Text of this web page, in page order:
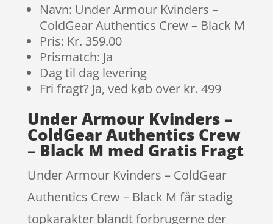
Navn: Under Armour Kvinders –
ColdGear Authentics Crew – Black M
Pris: Kr. 359.00
Prismatch: Ja
Dag til dag levering
Fri fragt? Ja, ved køb over kr. 499
Under Armour Kvinders –
ColdGear Authentics Crew
– Black M med Gratis Fragt
Under Armour Kvinders – ColdGear
Authentics Crew – Black M får stadig
topkarakter blandt forbrugerne der